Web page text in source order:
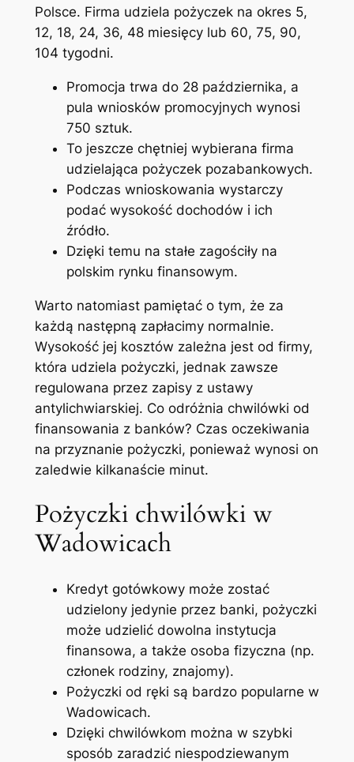
Polsce. Firma udziela pożyczek na okres 5,
12, 18, 24, 36, 48 miesięcy lub 60, 75, 90,
104 tygodni.
Promocja trwa do 28 października, a
pula wniosków promocyjnych wynosi
750 sztuk.
To jeszcze chętniej wybierana firma
udzielająca pożyczek pozabankowych.
Podczas wnioskowania wystarczy
podać wysokość dochodów i ich
źródło.
Dzięki temu na stałe zagościły na
polskim rynku finansowym.
Warto natomiast pamiętać o tym, że za
każdą następną zapłacimy normalnie.
Wysokość jej kosztów zależna jest od firmy,
która udziela pożyczki, jednak zawsze
regulowana przez zapisy z ustawy
antylichwiarskiej. Co odróżnia chwilówki od
finansowania z banków? Czas oczekiwania
na przyznanie pożyczki, ponieważ wynosi on
zaledwie kilkanaście minut.
Pożyczki chwilówki w
Wadowicach
Kredyt gotówkowy może zostać
udzielony jedynie przez banki, pożyczki
może udzielić dowolna instytucja
finansowa, a także osoba fizyczna (np.
członek rodziny, znajomy).
Pożyczki od ręki są bardzo popularne w
Wadowicach.
Dzięki chwilówkom można w szybki
sposób zaradzić niespodziewanym